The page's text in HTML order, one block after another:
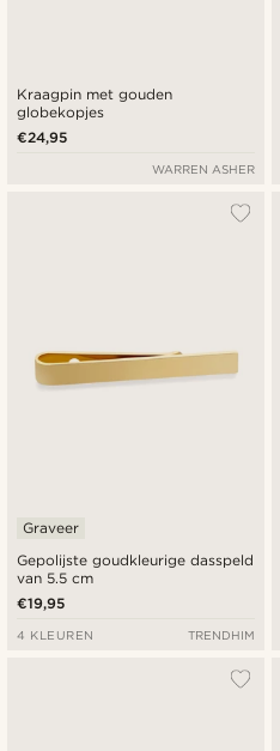
Kraagpin met gouden
globekopjes
€24,95
WARREN ASHER
Gepolijste goudkleurige dasspeld
van 5.5 cm
Graveer
€19,95
4 KLEUREN TRENDHIM